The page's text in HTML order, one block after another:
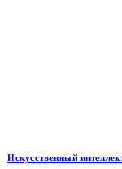
Искусственный